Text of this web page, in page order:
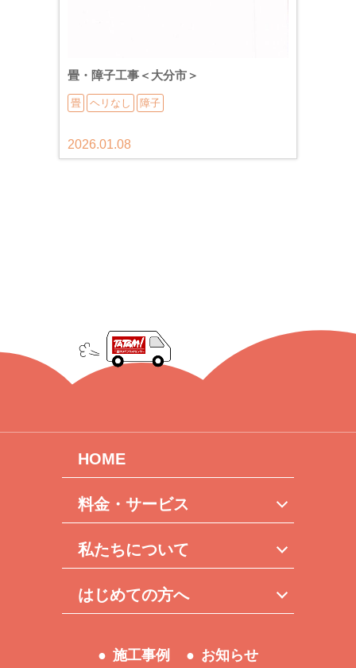
畳・障子工事＜大分市＞
畳 ヘリなし 障子
2026.01.08
HOME
料金・サービス
私たちについて
はじめての方へ
施工事例 お知らせ